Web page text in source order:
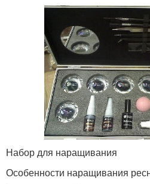
Набор для наращивания
Особенности наращивания